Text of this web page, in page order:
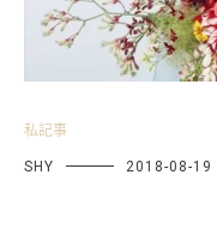
私記事
SHY 2018-08-19